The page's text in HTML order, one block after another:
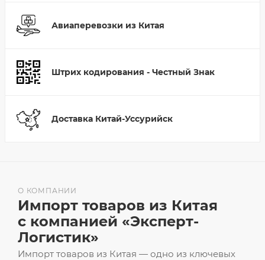
Авиаперевозки из Китая
Штрих кодирования - Честный Знак
Доставка Китай-Уссурийск
Импорт товаров из Китая — одно из ключевых
О КОМПАНИИ
Импорт товаров из Китая
с компанией «Эксперт-
Логистик»